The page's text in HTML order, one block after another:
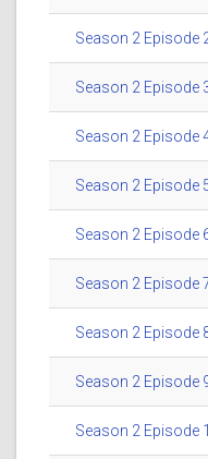
Season 2 Episode
Season 2 Episode
Season 2 Episode
Season 2 Episode
Season 2 Episode
Season 2 Episode
Season 2 Episode
Season 2 Episode
Season 2 Episode